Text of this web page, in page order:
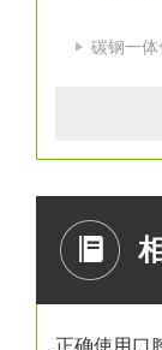
碳钢一